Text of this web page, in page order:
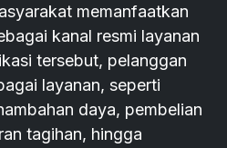
memanfaatkan
kanal resmi layanan
tersebut, pelanggan
layanan, seperti
daya, pembelian
tagihan, hingga